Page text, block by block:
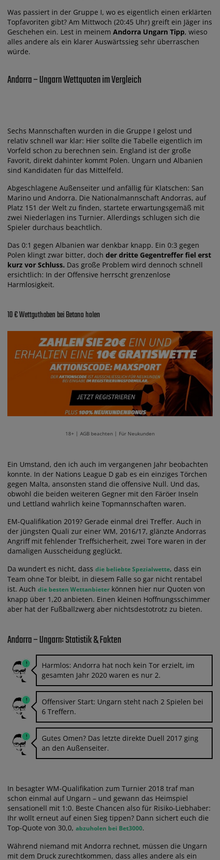
Was passiert in der Gruppe I, wo es eigentlich einen erklärten
Topfavoriten gibt? Am Mittwoch (20:45 Uhr) greift ein Jäger ins
Geschehen ein. Lest in meinem Andorra Ungarn Tipp, wieso
alles andere als ein klarer Auswärtssieg sehr überraschen
würde.
Andorra – Ungarn Wettquoten im Vergleich
Sechs Mannschaften wurden in die Gruppe I gelost und
relativ schnell war klar: Hier sollte die Tabelle eigentlich im
Vorfeld schon zu berechnen sein. England ist der große
Favorit, direkt dahinter kommt Polen. Ungarn und Albanien
sind Kandidaten für das Mittelfeld.
Abgeschlagene Außenseiter und anfällig für Klatschen: San
Marino und Andorra. Die Nationalmannschaft Andorras, auf
Platz 151 der Welt zu finden, startete erwartungsgemäß mit
zwei Niederlagen ins Turnier. Allerdings schlugen sich die
Spieler durchaus beachtlich.
Das 0:1 gegen Albanien war denkbar knapp. Ein 0:3 gegen
Polen klingt zwar bitter, doch der dritte Gegentreffer fiel erst
kurz vor Schluss. Das große Problem wird dennoch schnell
ersichtlich: In der Offensive herrscht grenzenlose
Harmlosigkeit.
10 € Wettguthaben bei Betano holen
18+ | AGB beachten | Für Neukunden
Ein Umstand, den ich auch im vergangenen Jahr beobachten
konnte. In der Nations League D gab es ein einziges Törchen
gegen Malta, ansonsten stand die offensive Null. Und das,
obwohl die beiden weiteren Gegner mit den Färöer Inseln
und Lettland wahrlich keine Topmannschaften waren.
EM-Qualifikation 2019? Gerade einmal drei Treffer. Auch in
der jüngsten Quali zur einer WM, 2016/17, glänzte Andorras
Angriff mit fehlender Treffsicherheit, zwei Tore waren in der
damaligen Ausscheidung geglückt.
Da wundert es nicht, dass die beliebte Spezialwette, dass ein
Team ohne Tor bleibt, in diesem Falle so gar nicht rentabel
ist. Auch die besten Wettanbieter können hier nur Quoten von
knapp über 1,20 anbieten. Einen kleinen Hoffnungsschimmer
aber hat der Fußballzwerg aber nichtsdestotrotz zu bieten.
Andorra – Ungarn: Statistik & Fakten
Harmlos: Andorra hat noch kein Tor erzielt, im
gesamten Jahr 2020 waren es nur 2.
Offensiver Start: Ungarn steht nach 2 Spielen bei
6 Treffern.
Gutes Omen? Das letzte direkte Duell 2017 ging
an den Außenseiter.
In besagter WM-Qualifikation zum Turnier 2018 traf man
schon einmal auf Ungarn – und gewann das Heimspiel
sensationell mit 1:0. Beste Chancen also für Risiko-Liebhaber:
Ihr wollt erneut auf einen Sieg tippen? Dann sichert euch die
Top-Quote von 30,0, abzuholen bei Bet3000.
Während niemand mit Andorra rechnet, müssen die Ungarn
mit dem Druck zurechtkommen, dass alles andere als ein